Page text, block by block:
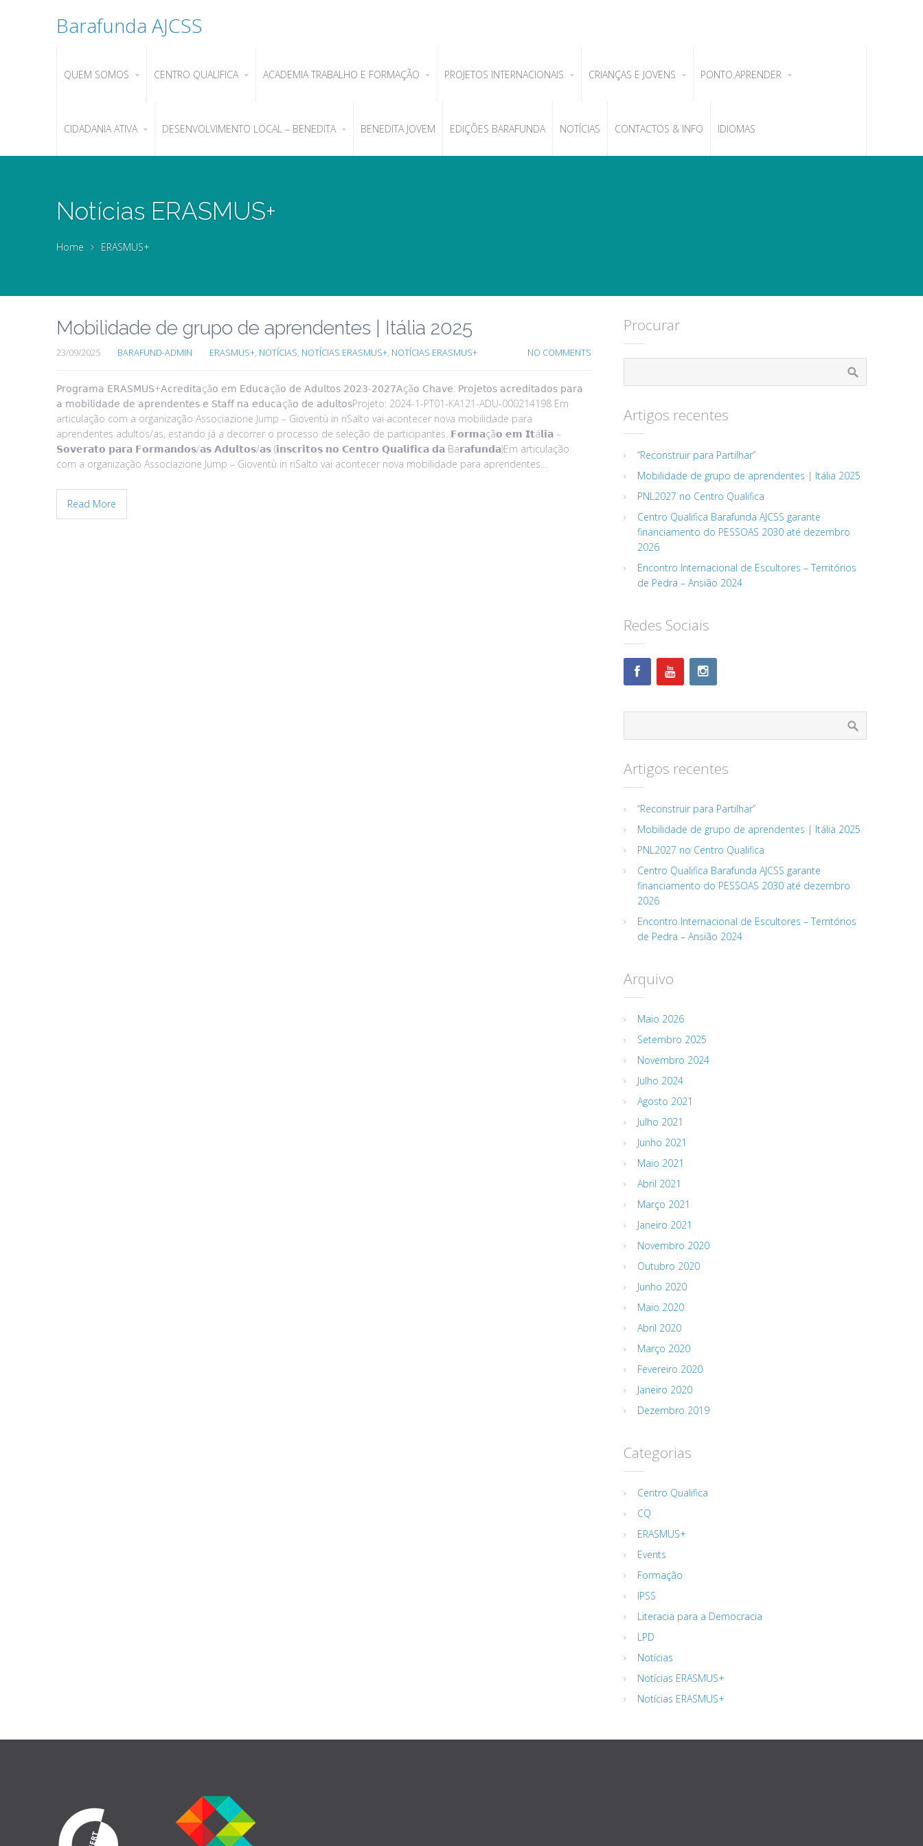
Barafunda AJCSS
QUEM SOMOS CENTRO QUALIFICA ACADEMIA TRABALHO E FORMAÇÃO PROJETOS INTERNACIONAIS CRIANÇAS E JOVENS PONTO.APRENDER
CIDADANIA ATIVA DESENVOLVIMENTO LOCAL – BENEDITA BENEDITA JOVEM EDIÇÕES BARAFUNDA NOTÍCIAS CONTACTOS & INFO IDIOMAS
Notícias ERASMUS+
Home ERASMUS+
Mobilidade de grupo de aprendentes | Itália 2025
23/09/2025 BARAFUND-ADMIN ERASMUS+, NOTÍCIAS, NOTÍCIAS ERASMUS+, NOTÍCIAS ERASMUS+ NO COMMENTS
𝖯𝗋𝗈𝗀𝗋𝖺𝗆𝖺 𝖤𝖱𝖠𝖲𝖬𝖴𝖲+𝖠𝖼𝗋𝖾𝖽𝗂𝗍𝖺çã𝗈 𝖾𝗆 𝖤𝖽𝗎𝖼𝖺çã𝗈 𝖽𝖾 𝖠𝖽𝗎𝗅𝗍𝗈𝗌 𝟤𝟢𝟤𝟥-𝟤𝟢𝟤𝟩𝖠çã𝗈 𝖢𝗁𝖺𝗏𝖾: 𝖯𝗋𝗈𝗃𝖾𝗍𝗈𝗌 𝖺𝖼𝗋𝖾𝖽𝗂𝗍𝖺𝖽𝗈𝗌 𝗉𝖺𝗋𝖺
𝖺 𝗆𝗈𝖻𝗂𝗅𝗂𝖽𝖺𝖽𝖾 𝖽𝖾 𝖺𝗉𝗋𝖾𝗇𝖽𝖾𝗇𝗍𝖾𝗌 𝖾 𝖲𝗍𝖺𝖿𝖿 𝗇𝖺 𝖾𝖽𝗎𝖼𝖺çã𝗈 𝖽𝖾 𝖺𝖽𝗎𝗅𝗍𝗈𝗌Projeto: 2024-1-PT01-KA121-ADU-000214198 Em
articulação com a organização Associazione Jump – Gioventù in riSalto vai acontecer nova mobilidade para
aprendentes adultos/as, estando já a decorrer o processo de seleção de participantes. 𝗙𝗼𝗿𝗺𝗮çã𝗼 𝗲𝗺 𝗜𝘁á𝗹𝗶𝗮 –
𝗦𝗼𝘃𝗲𝗿𝗮𝘁𝗼 𝗽𝗮𝗿𝗮 𝗙𝗼𝗿𝗺𝗮𝗻𝗱𝗼𝘀/𝗮𝘀 𝗔𝗱𝘂𝗹𝘁𝗼𝘀/𝗮𝘀 (𝗶𝗻𝘀𝗰𝗿𝗶𝘁𝗼𝘀 𝗻𝗼 𝗖𝗲𝗻𝘁𝗿𝗼 𝗤𝘂𝗮𝗹𝗶𝗳𝗶𝗰𝗮 𝗱𝗮 Ba𝗿𝗮𝗳𝘂𝗻𝗱𝗮)Em articulação
com a organização Associazione Jump – Gioventù in riSalto vai acontecer nova mobilidade para aprendentes…
Read More
Procurar
Artigos recentes
“Reconstruir para Partilhar”
Mobilidade de grupo de aprendentes | Itália 2025
PNL2027 no Centro Qualifica
Centro Qualifica Barafunda AJCSS garante
financiamento do PESSOAS 2030 até dezembro
2026
Encontro Internacional de Escultores – Territórios
de Pedra – Ansião 2024
Redes Sociais
Artigos recentes
“Reconstruir para Partilhar”
Mobilidade de grupo de aprendentes | Itália 2025
PNL2027 no Centro Qualifica
Centro Qualifica Barafunda AJCSS garante
financiamento do PESSOAS 2030 até dezembro
2026
Encontro Internacional de Escultores – Territórios
de Pedra – Ansião 2024
Arquivo
Maio 2026
Setembro 2025
Novembro 2024
Julho 2024
Agosto 2021
Julho 2021
Junho 2021
Maio 2021
Abril 2021
Março 2021
Janeiro 2021
Novembro 2020
Outubro 2020
Junho 2020
Maio 2020
Abril 2020
Março 2020
Fevereiro 2020
Janeiro 2020
Dezembro 2019
Categorias
Centro Qualifica
CQ
ERASMUS+
Events
Formação
IPSS
Literacia para a Democracia
LPD
Notícias
Notícias ERASMUS+
Notícias ERASMUS+